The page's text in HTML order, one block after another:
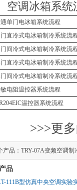
空调冰箱系统
单门电冰箱系统流程
直冷式电冰箱制冷系统流
间冷式电冰箱制冷系统流
直冷式电冰箱制冷系统流
间冷式电冰箱制冷系统流
电阻温控器系统流程
温控器系统流程
>>>更
产品： TRY-07A变频空调
品
111B型仿真中央空调实验